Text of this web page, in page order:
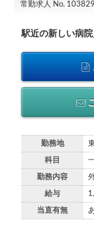
常勤求人 No.
駅近の新しい病
勤務地
科目
勤務内容
給与
当直有無